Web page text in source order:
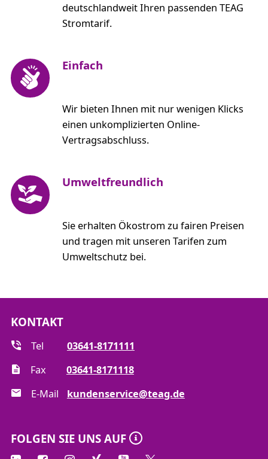
deutschlandweit Ihren passenden TEAG
Stromtarif.
Einfach
Wir bieten Ihnen mit nur wenigen Klicks
einen unkomplizierten Online-
Vertragsabschluss.
Umweltfreundlich
Sie erhalten Ökostrom zu fairen Preisen
und tragen mit unseren Tarifen zum
Umweltschutz bei.
KONTAKT
Tel
03641-8171111
Fax
03641-8171118
E-Mail
kundenservice@teag.de
FOLGEN SIE UNS AUF